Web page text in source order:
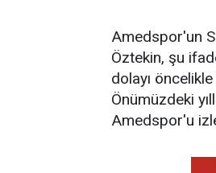
Amedspor'un
Öztekin, şu
dolayı
Önümüzdeki
Amedspor'u